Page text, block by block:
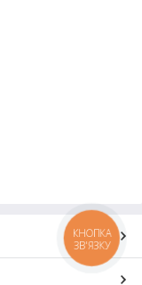
КНОПКА
ЗВ'ЯЗКУ